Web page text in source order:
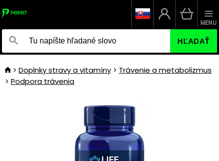
HĽADAŤ
MENU
Doplnky stravy a vitamíny
Trávenie a metabolizmus
Podpora trávenia